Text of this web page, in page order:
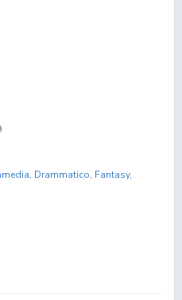
, Drammatico, Fantasy,